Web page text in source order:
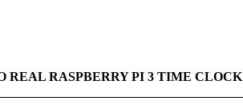
REAL RASPBERRY PI 3 TIME CLOCK